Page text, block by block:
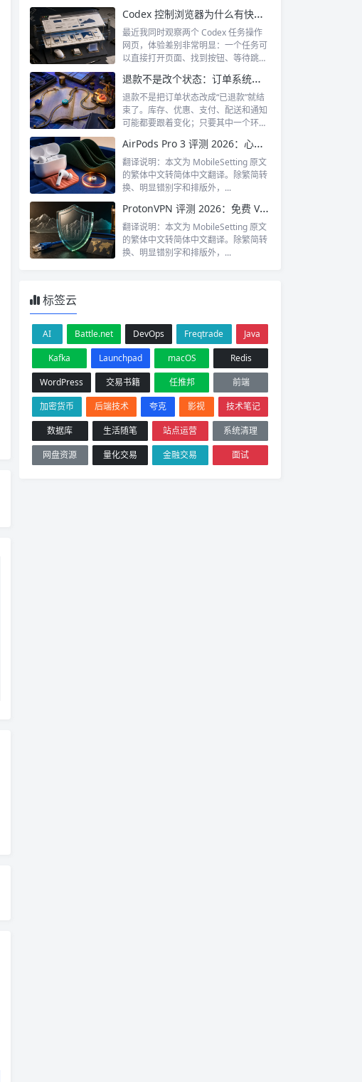
Codex 控制浏览器为什么有快有慢：Browser、Playwright 与 Computer Use 的区别
最近我同时观察两个 Codex 任务操作
网页，体验差别非常明显：一个任务可
以直接打开页面、找到按钮、等待跳转
退款不是改个状态：订单系统如何处理消息、补偿与对账
退款不是把订单状态改成“已退款”就结
束了。库存、优惠、支付、配送和通知
可能都要跟着变化；只要其中一个环节
AirPods Pro 3 评测 2026：心率监测 + 双重降噪值唔值 HK$1,849？
翻译说明：本文为 MobileSetting 原文
的繁体中文转简体中文翻译。除繁简转
换、明显错别字和排版外，...
ProtonVPN 评测 2026：免费 VPN 真系靠得住？香港实测报告
翻译说明：本文为 MobileSetting 原文
的繁体中文转简体中文翻译。除繁简转
换、明显错别字和排版外，...
标签云
AI Battle.net DevOps Freqtrade
Java
Kafka
Launchpad macOS
Redis
WordPress
交易书籍 任推邦
前端
加密货币
后端技术 夸克 影视
技术笔记
数据库
生活随笔 站点运营
系统清理
网盘资源
量化交易 金融交易 面试